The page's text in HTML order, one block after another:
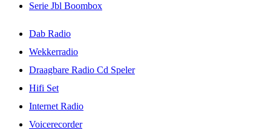
Serie Jbl Boombox
Dab Radio
Wekkerradio
Draagbare Radio Cd Speler
Hifi Set
Internet Radio
Voicerecorder